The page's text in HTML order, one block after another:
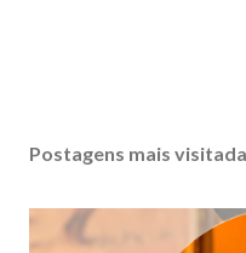
Postagens mais